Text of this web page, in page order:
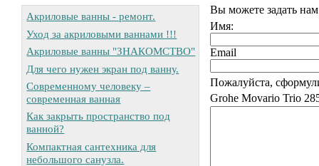
Акриловые ванны - ремонт.
Уход за акриловыми ваннами !!!
Акриловые ванны "ЗНАКОМСТВО"
Для чего нужен экран под ванну.
Современному человеку –
современная ванная
Как закрыть пространство под
ванной?
Компактная сантехника для
небольшого санузла.
Вы можете задать
Имя:
Email
Пожалуйста,
Grohe Movario Trio